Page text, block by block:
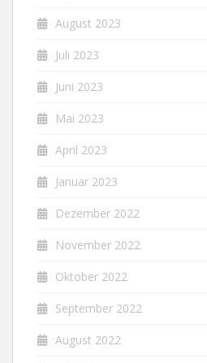
August 2023
Juli 2023
Juni 2023
Mai 2023
April 2023
Januar 2023
Dezember 2022
November 2022
Oktober 2022
September 2022
August 2022